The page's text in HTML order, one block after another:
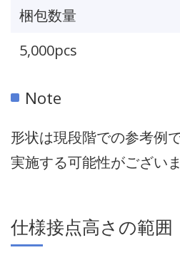
梱包数量
5,000pcs
Note
形状は現段階での参考例
実施する可能性がございま
仕様接点高さの範囲